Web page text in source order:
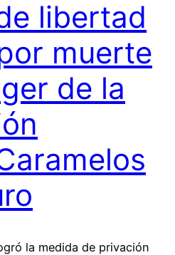
libertad
muerte
de la
la medida de privación